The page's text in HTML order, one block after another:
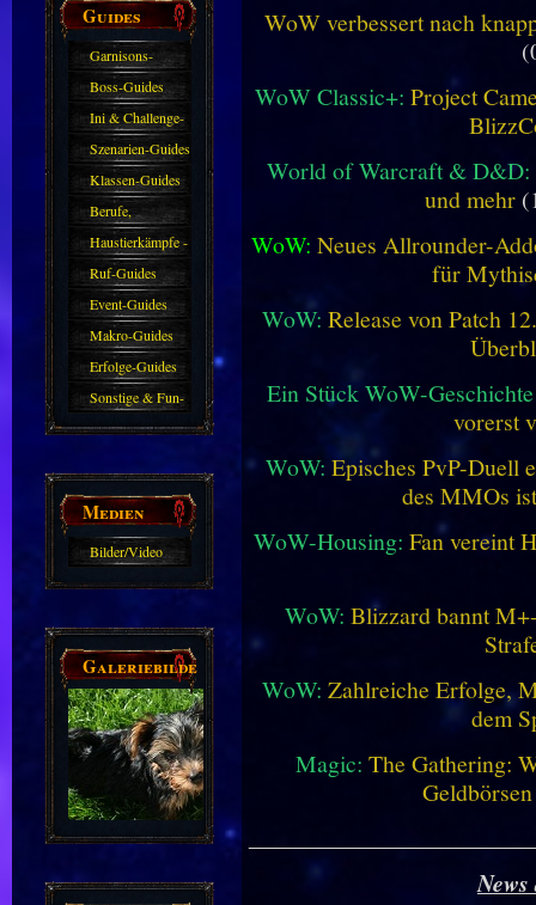
Guides
Garnisons-
Guides
Boss-Guides
Ini & Challenge-
Guides
Szenarien-Guides
Klassen-Guides
Berufe,
Farmkarten und
Haustiere
Haustierkämpfe -
Guide
Ruf-Guides
Event-Guides
Makro-Guides
Erfolge-Guides
Sonstige & Fun-
Guides
Medien
Bilder/Video
Galeriebilder
WoW verbessert nach
WoW Classic+: Project
World of Warcraft & D&D:
und mehr
WoW: Neues Allrounder-
für
WoW: Release von Patch
Ein Stück WoW-
vorerst
WoW: Episches PvP-Duell
des MMOs
WoW-Housing: Fan vereint
WoW: Blizzard bannt
WoW: Zahlreiche Erfolge,
dem
Magic: The Gathering: